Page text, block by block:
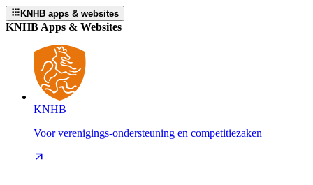
KNHB apps & websites
KNHB Apps & Websites
KNHB
Voor verenigings-ondersteuning en competitiezaken